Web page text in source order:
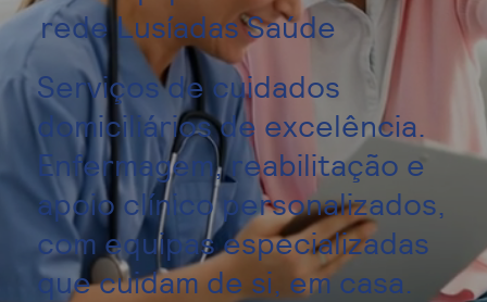
rede Lusíadas Saúde
Serviços de cuidados
domiciliários de excelência.
Enfermagem, reabilitação e
apoio clínico personalizados,
com equipas especializadas
que cuidam de si, em casa.